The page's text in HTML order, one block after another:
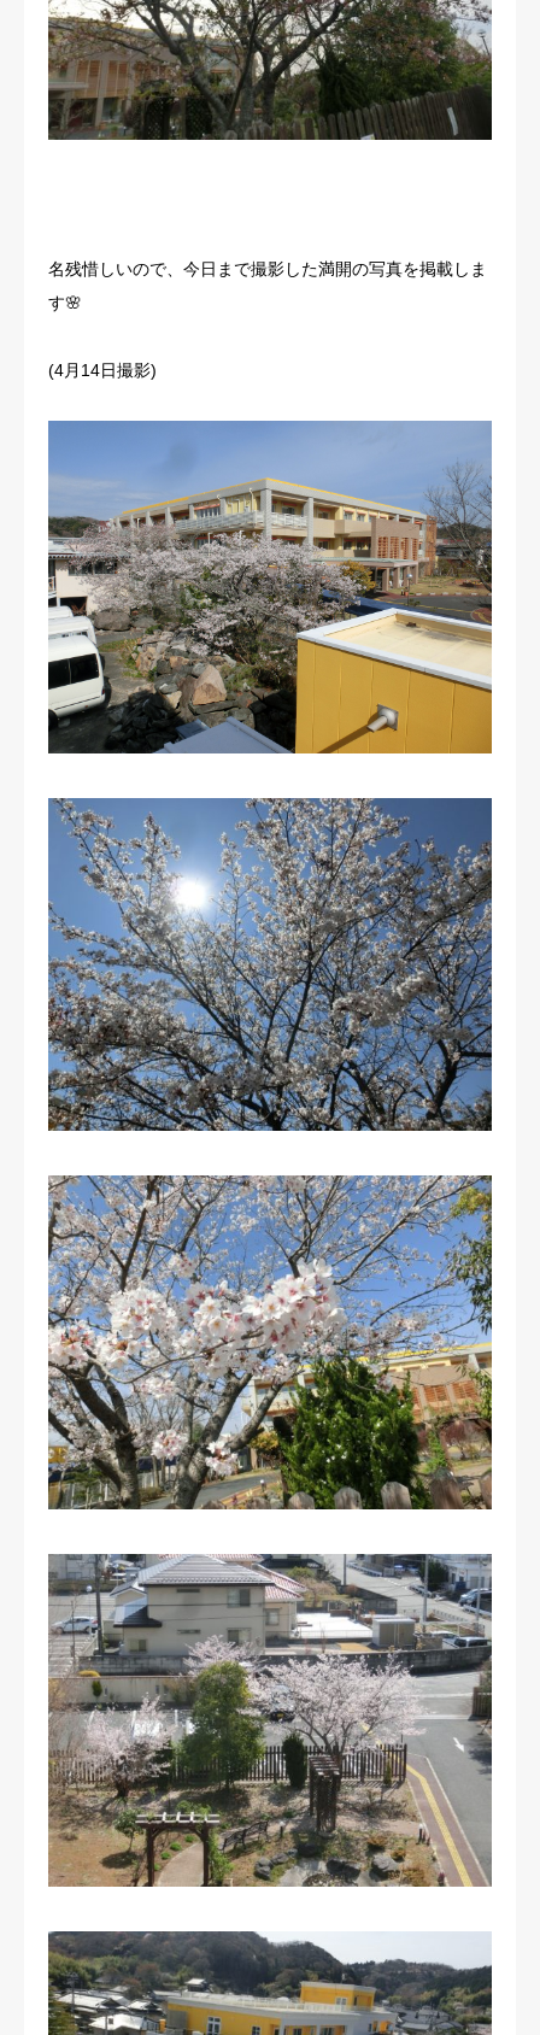
名残惜しいので、今日まで撮影した満開の写真を掲載しま
す🌸
(4月14日撮影)